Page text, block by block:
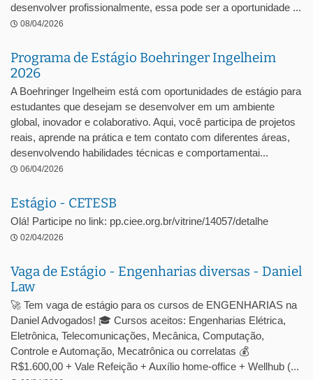
desenvolver profissionalmente, essa pode ser a oportunidade ...
08/04/2026
Programa de Estágio Boehringer Ingelheim
2026
A Boehringer Ingelheim está com oportunidades de estágio para
estudantes que desejam se desenvolver em um ambiente
global, inovador e colaborativo. Aqui, você participa de projetos
reais, aprende na prática e tem contato com diferentes áreas,
desenvolvendo habilidades técnicas e comportamentai...
06/04/2026
Estágio - CETESB
Olá! Participe no link: pp.ciee.org.br/vitrine/14057/detalhe
02/04/2026
Vaga de Estágio - Engenharias diversas - Daniel
Law
🚀 Tem vaga de estágio para os cursos de ENGENHARIAS na
Daniel Advogados! 🎓 Cursos aceitos: Engenharias Elétrica,
Eletrônica, Telecomunicações, Mecânica, Computação,
Controle e Automação, Mecatrônica ou correlatas 💰
R$1.600,00 + Vale Refeição + Auxílio home-office + Wellhub (...